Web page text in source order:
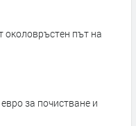
околовръстен път на
за почистване и